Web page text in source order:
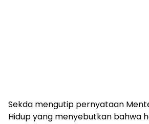
Sekda mengutip pernyataan
Hidup yang menyebutkan bahwa